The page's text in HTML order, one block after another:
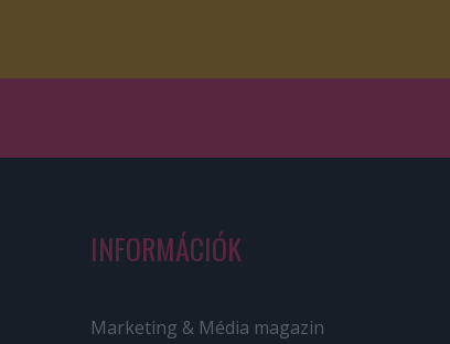
INFORMÁCIÓK
Marketing & Média magazin